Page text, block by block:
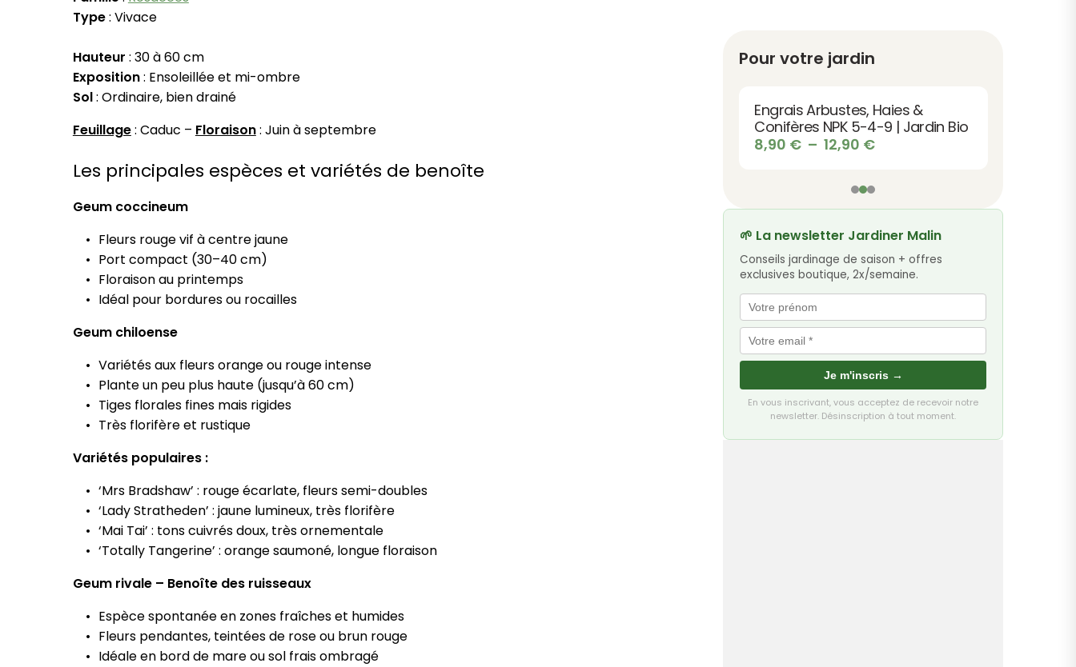
Type: Vivace
Hauteur : 30 à 60 cm
Exposition: Ensoleillée et mi-ombre
Sol: Ordinaire, bien drainé
Feuillage: Caduc – Floraison: Juin à septembre
Les principales espèces et variétés de benoîte
Geum coccineum
Fleurs rouge vif à centre jaune
Port compact (30–40 cm)
Floraison au printemps
Idéal pour bordures ou rocailles
Geum chiloense
Variétés aux fleurs orange ou rouge intense
Plante un peu plus haute (jusqu’à 60 cm)
Tiges florales fines mais rigides
Très florifère et rustique
Variétés populaires :
‘Mrs Bradshaw’ : rouge écarlate, fleurs semi-doubles
‘Lady Stratheden’ : jaune lumineux, très florifère
‘Mai Tai’ : tons cuivrés doux, très ornementale
‘Totally Tangerine’ : orange saumoné, longue floraison
Geum rivale – Benoîte des ruisseaux
Espèce spontanée en zones fraîches et humides
Fleurs pendantes, teintées de rose ou brun rouge
Idéale en bord de mare ou sol frais ombragé
Pour votre jardin
Engrais Arbustes, Haies &
Conifères NPK 5-4-9 | Jardin Bio
8,90 € – 12,90 €Plage
8,90 €
12,90 €
🌱 La newsletter Jardiner Malin
Conseils jardinage de saison + offres
exclusives boutique, 2x/semaine.
Je m'inscris →
En vous inscrivant, vous acceptez de recevoir notre
newsletter. Désinscription à tout moment.